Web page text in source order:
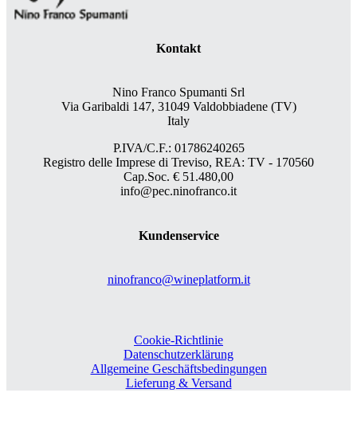
Kontakt
Nino Franco Spumanti Srl
Via Garibaldi 147, 31049 Valdobbiadene (TV)
Italy
P.IVA/C.F.: 01786240265
Registro delle Imprese di Treviso, REA: TV - 170560
Cap.Soc. € 51.480,00
info@pec.ninofranco.it
Kundenservice
ninofranco@wineplatform.it
Cookie-Richtlinie
Datenschutzerklärung
Allgemeine Geschäftsbedingungen
Lieferung & Versand